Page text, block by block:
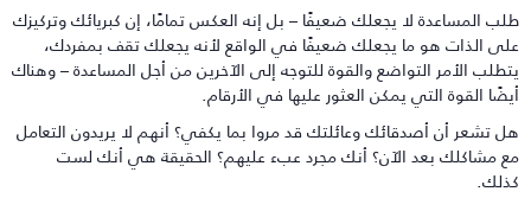
المساعدة لا يجعلك ضعيفًا – بل إنه العكس تمامًا، إن كبريائك وتركيزك
الذات هو ما يجعلك ضعيفًا في الواقع لأنه يجعلك تقف بمفردك،
الأمر التواضع والقوة للتوجه إلى الآخرين من أجل المساعدة – وهناك
القوة التي يمكن العثور عليها في الأرقام.
تشعر أن أصدقائك وعائلتك قد مروا بما يكفي؟ أنهم لا يريدون التعامل
مشاكلك بعد الآن؟ أنك مجرد عبء عليهم؟ الحقيقة هي أنك لست